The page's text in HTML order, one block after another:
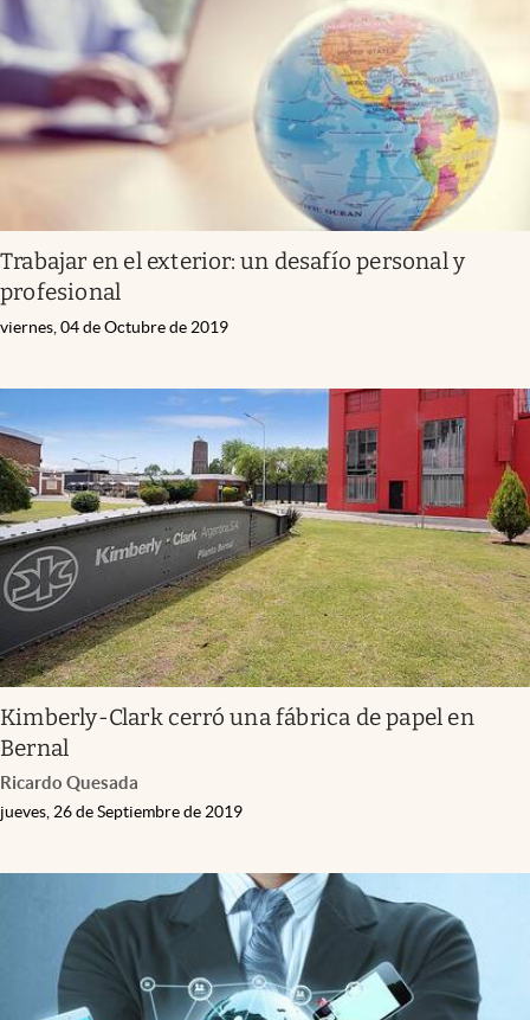
Trabajar en el exterior: un desafío personal y
profesional
viernes, 04 de Octubre de 2019
Kimberly-Clark cerró una fábrica de papel en
Bernal
Ricardo Quesada
jueves, 26 de Septiembre de 2019